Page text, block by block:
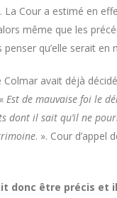
La Cour a estimé en
même que les
qu’elle serait en
Colmar avait déjà
Est de mauvaise foi le
dont il sait qu’il ne
. ». Cour d’appel
donc être précis